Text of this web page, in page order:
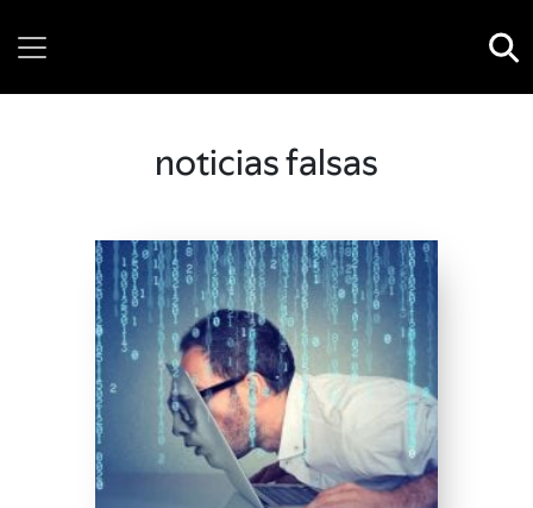
noticias falsas